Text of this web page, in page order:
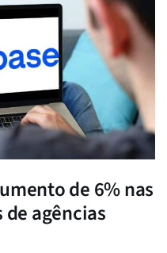
de 6% nas
agências